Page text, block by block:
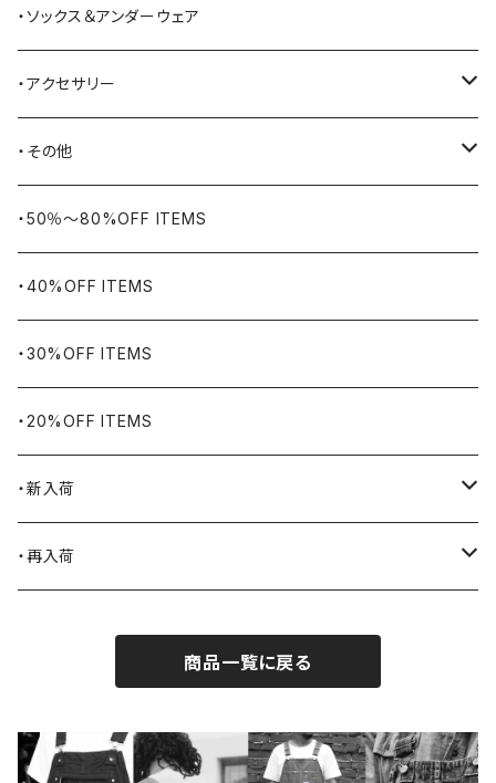
BAYSIDE
BELSTAFF
BIG BILL
WORKERS BIGDAY
BHADUR
Bills KHAKIS
BLUCO
Blundstone
BLACK JACK BOOTS
BY ROBERT JAMES
CAMBER
ブリーフケース
ツールバッグ
シュー用品
・ソックス＆アンダーウェア
・アクセサリー
バングル・ブレスレット
リング
ネックレス・ペンダント
ピンズ・ブローチ
腕時計
・その他
ヴィンテージ
アウトドア用品
ナバホラグ・ビンテージラグ
ブランケット
食品
ライター
エプロン
・50％〜80%OFF ITEMS
・40%OFF ITEMS
・30%OFF ITEMS
・20%OFF ITEMS
・新入荷
2026.7.31
2026.7.6
・再入荷
2026.7.30
商品一覧に戻る